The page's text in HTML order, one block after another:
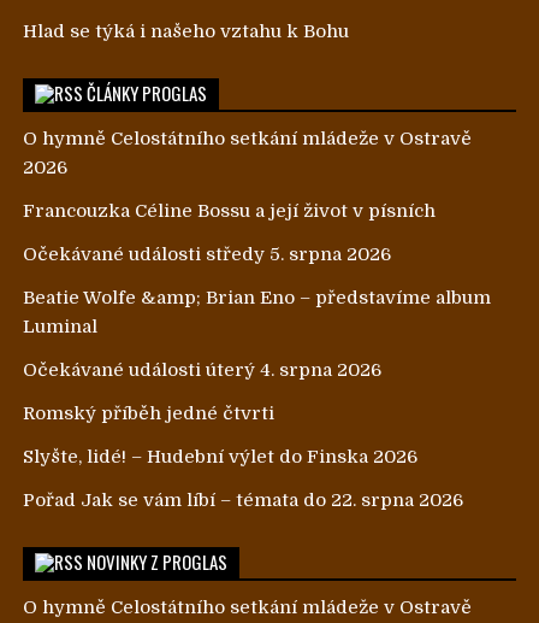
Hlad se týká i našeho vztahu k Bohu
ČLÁNKY PROGLAS
O hymně Celostátního setkání mládeže v Ostravě
2026
Francouzka Céline Bossu a její život v písních
Očekávané události středy 5. srpna 2026
Beatie Wolfe &amp; Brian Eno – představíme album
Luminal
Očekávané události úterý 4. srpna 2026
Romský příběh jedné čtvrti
Slyšte, lidé! – Hudební výlet do Finska 2026
Pořad Jak se vám líbí – témata do 22. srpna 2026
NOVINKY Z PROGLAS
O hymně Celostátního setkání mládeže v Ostravě